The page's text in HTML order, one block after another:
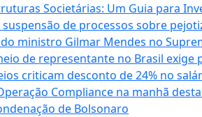
Societárias: Um Guia para
de processos sobre
ministro Gilmar Mendes no
de representante no Brasil exige
criticam desconto de 24% no
Compliance na manhã
de Bolsonaro